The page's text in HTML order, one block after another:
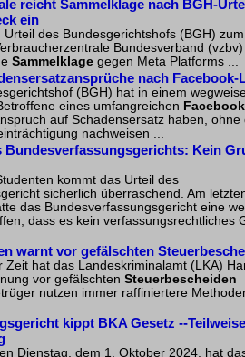
reicht Sammelklage nach BGH-
ein
Urteil des Bundesgerichtshofs (BGH)
Bundesverband
Sammelklage gegen Meta Platforms ...
nach Facebook-
(BGH) hat in einem
eines umfangreichen
auf Schadensersatz haben, ohne
nachweisen ...
Bundesverfassungsgerichts: Kein
kommt das Urteil des
sicherlich überraschend. Am
das Bundesverfassungsgericht eine
dass es kein verfassungsrechtliches
warnt vor gefälschten
Zeit hat das Landeskriminalamt (LKA)
vor gefälschten Steuerbescheiden
nutzen immer raffiniertere
kippt BKA Gesetz --Teilweise
Dienstag, dem 1. Oktober 2024, hat